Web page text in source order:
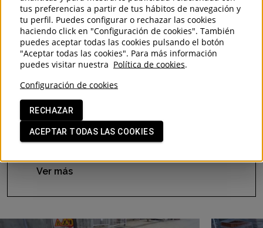
SERVICIOS RELACIONADOS
Movimientos de tierra para servicios
Excavación de zanjas para servicios
Rotura de pavimentos o calzada y
desbroce de terrenos
Reposición de pavimentos y bordillos
Ver más
tus preferencias a partir de tus hábitos de navegación y
tu perfil. Puedes configurar o rechazar las cookies
haciendo click en "Configuración de cookies". También
puedes aceptar todas las cookies pulsando el botón
"Aceptar todas las cookies". Para más información
puedes visitar nuestra Política de cookies.
Configuración de cookies
RECHAZAR
ACEPTAR TODAS LAS COOKIES